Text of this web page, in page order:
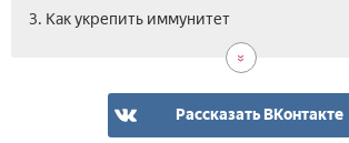
3. Как укрепить иммунитет
Рассказать ВКонтакте